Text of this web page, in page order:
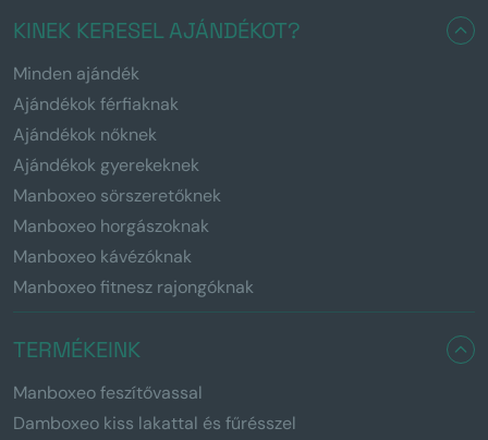
KINEK KERESEL AJÁNDÉKOT?
Minden ajándék
Ajándékok férfiaknak
Ajándékok nőknek
Ajándékok gyerekeknek
Manboxeo sörszeretőknek
Manboxeo horgászoknak
Manboxeo kávézóknak
Manboxeo fitnesz rajongóknak
TERMÉKEINK
Manboxeo feszítővassal
Damboxeo kiss lakattal és fűrésszel